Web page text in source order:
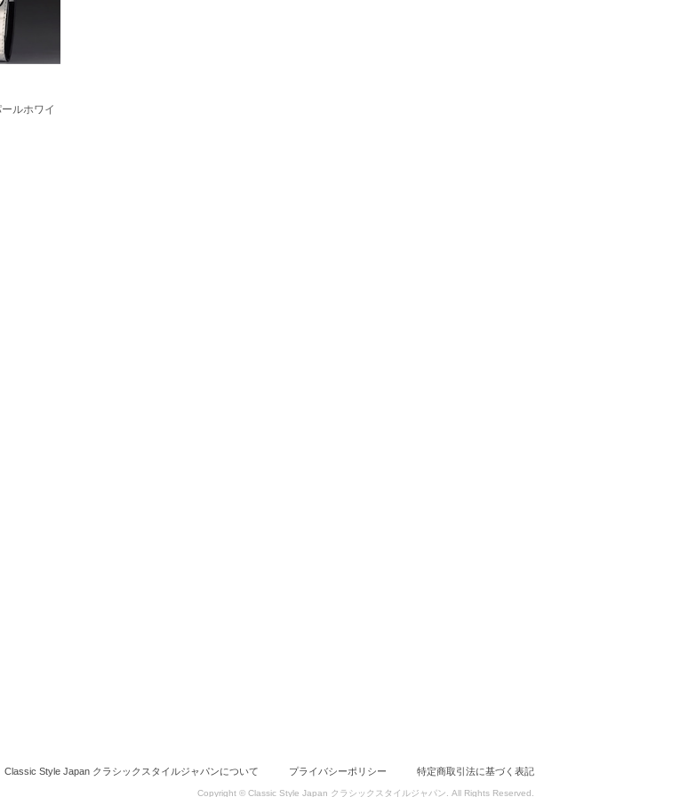
ルホワイ
Classic Style Japan クラシックスタイルジャパンについて プライバシーポリシー 特定商取引法に基づく表記
Copyright © Classic Style Japan クラシックスタイルジャパン. All Rights Reserved.